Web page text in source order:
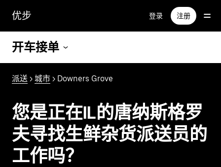
容
优步 登录 注册
开车接单
派送 > 城市 > Downers Grove
您是正在IL的唐纳斯格罗
夫寻找生鲜杂货派送员的
工作吗？